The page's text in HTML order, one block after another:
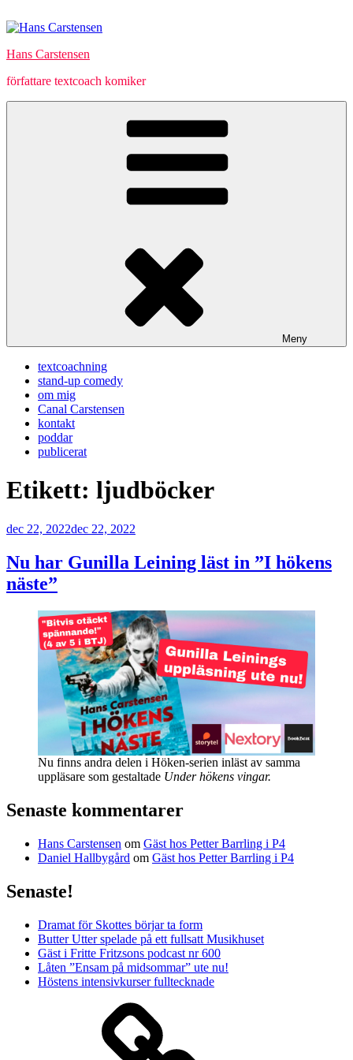
till
Hans Carstensen
författare textcoach komiker
Meny
textcoachning
stand-up comedy
om mig
Canal Carstensen
kontakt
poddar
publicerat
Etikett: ljudböcker
Publicerat
dec 22, 2022dec 22, 2022
Nu har Gunilla Leining läst in ”I hökens
näste”
Nu finns andra delen i Höken-serien inläst av samma
uppläsare som gestaltade Under hökens vingar.
Senaste kommentarer
Hans Carstensen om Gäst hos Petter Barrling i P4
Daniel Hallbygård om Gäst hos Petter Barrling i P4
Senaste!
Dramat för Skottes börjar ta form
Butter Utter spelade på ett fullsatt Musikhuset
Gäst i Fritte Fritzsons podcast nr 600
Låten ”Ensam på midsommar” ute nu!
Höstens intensivkurser fulltecknade